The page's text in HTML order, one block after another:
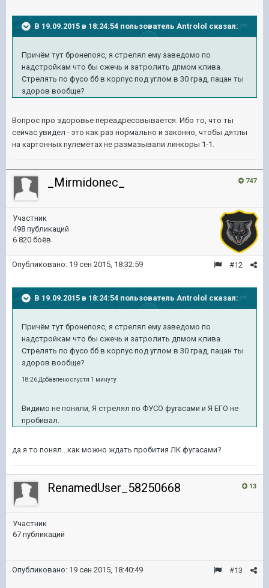
В 19.09.2015 в 18:24:54 пользователь Antrolol сказал:
Причём тут бронепояс, я стрелял ему заведомо по
надстройкам что бы сжечь и затролить дпмом клива.
Стрелять по фусо бб в корпус под углом в 30 град, пацан ты
здоров вообще?
Вопрос про здоровье переадресовывается. Ибо то, что ты
сейчас увидел - это как раз нормально и законно, чтобы дятлы
на картонных пулемётах не размазывали линкоры 1-1.
747
_Mirmidonec_
Участник
498 публикаций
6 820 боёв
#12
Опубликовано: 19 сен 2015, 18:32:59
В 19.09.2015 в 18:24:54 пользователь Antrolol сказал:
Причём тут бронепояс, я стрелял ему заведомо по
надстройкам что бы сжечь и затролить дпмом клива.
Стрелять по фусо бб в корпус под углом в 30 град, пацан ты
здоров вообще?
18:26 Добавлено спустя 1 минуту
Видимо не поняли, Я стрелял по ФУСО фугасами и Я ЕГО не
пробивал.
да я то понял...как можно ждать пробития ЛК фугасами?
13
RenamedUser_58250668
Участник
67 публикаций
#13
Опубликовано: 19 сен 2015, 18:40:49